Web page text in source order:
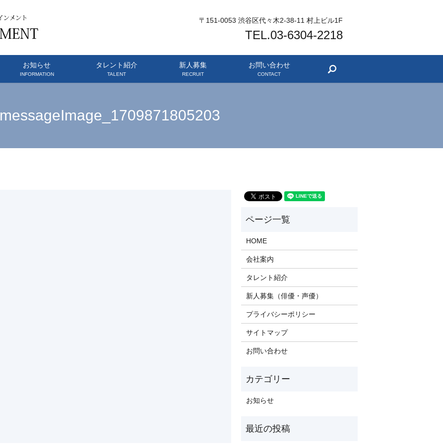
〒151-0053 渋谷区代々木2-38-11 村上ビル1F
TEL.03-6304-2218
お知らせ
INFORMATION
タレント紹介
TALENT
新人募集
RECRUIT
お問い合わせ
CONTACT search
messageImage_1709871805203
HOME
会社案内
タレント紹介
新人募集（俳優・声優）
プライバシーポリシー
サイトマップ
お問い合わせ
お知らせ